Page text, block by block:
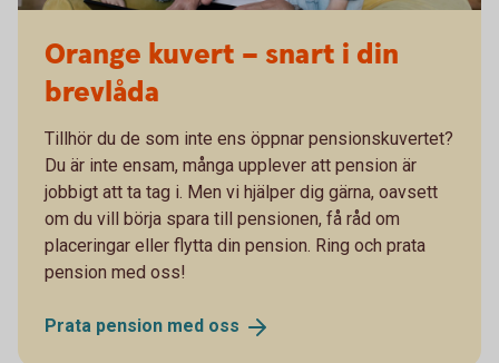
Orange kuvert – snart i din
brevlåda
Tillhör du de som inte ens öppnar pensionskuvertet?
Du är inte ensam, många upplever att pension är
jobbigt att ta tag i. Men vi hjälper dig gärna, oavsett
om du vill börja spara till pensionen, få råd om
placeringar eller flytta din pension. Ring och prata
pension med oss!
Prata pension med oss